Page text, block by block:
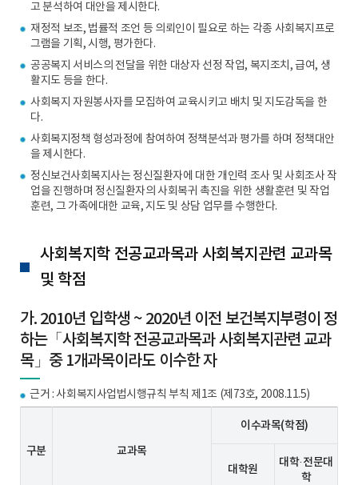
고 분석하여 대안을 제시한다.
재정적 보조, 법률적 조언 등 의뢰인이 필요로 하는 각종 사회복지프로
그램을 기획, 시행, 평가한다.
공공복지 서비스의 전달을 위한 대상자 선정 작업, 복지조치, 급여, 생
활지도 등을 한다.
사회복지 자원봉사자를 모집하여 교육시키고 배치 및 지도감독을 한
다.
사회복지정책 형성과정에 참여하여 정책분석과 평가를 하며 정책대안
을 제시한다.
정신보건사회복지사는 정신질환자에 대한 개인력 조사 및 사회조사 작
업을 진행하며 정신질환자의 사회복귀 촉진을 위한 생활훈련 및 작업
훈련, 그 가족에대한 교육, 지도 및 상담 업무를 수행한다.
사회복지학 전공교과목과 사회복지관련 교과목
및 학점
가. 2010년 입학생 ~ 2020년 이전 보건복지부령이 정
하는「사회복지학 전공교과목과 사회복지관련 교과
목」중 1개과목이라도 이수한 자
근거 : 사회복지사업법시행규칙 부칙 제1조 (제73호, 2008.11.5)
구분 교과목
이수과목(학점)
대학원
대학·전문대
학